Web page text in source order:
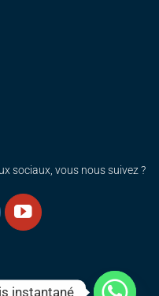
sociaux, vous nous suivez ?
instantané